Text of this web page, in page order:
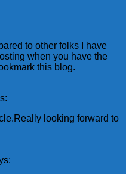
to other folks I have
when you have the
this blog.
looking forward to